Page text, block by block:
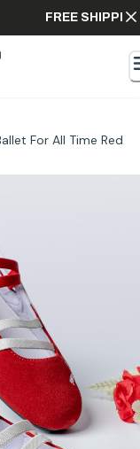
FREE
For All Time Red